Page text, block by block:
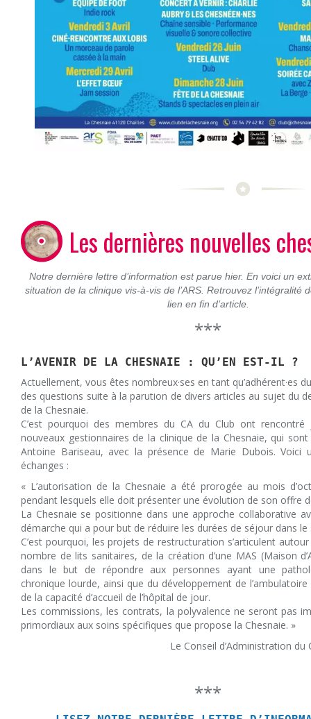
Les dernières nouvelles
Notre dernière lettre d’information est parue hier. En voici un
situation de la clinique vis-à-vis de l’ARS. Retrouvez l’intégralité
lien en fin d’article.
***
L’AVENIR DE LA CHESNAIE : QU’EN EST-IL ?
Actuellement, vous êtes nombreux·ses en tant qu’adhérent·es
des questions suite à la parution de divers articles au sujet du
de la Chesnaie.
C’est pourquoi des membres du CA du Club ont
nouveaux gestionnaires de la clinique de la Chesnaie, qui
Antoine Bariseau, avec la présence de Marie Dubois. Voici
échanges :
« L’autorisation de la Chesnaie a été prorogée au mois
pendant lesquels elle doit présenter une évolution de son offre
La Chesnaie se positionne dans une approche collaborative
démarche qui a pour but de réduire les durées de séjour dans
C’est pourquoi, les projets de restructuration s’articulent
nombre de lits sanitaires, de la création d’une MAS (Maison
dans le but de répondre aux personnes ayant une
chronique lourde, ainsi que du développement de l’ambulatoire
de la capacité d’accueil de l’hôpital de jour.
Les commissions, les contrats, la polyvalence ne seront pas
primordiaux aux soins spécifiques que propose la Chesnaie. »
Le Conseil d’Administration du
***